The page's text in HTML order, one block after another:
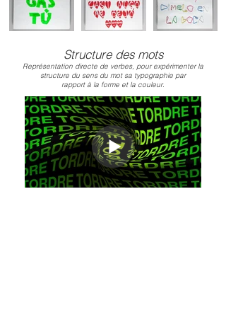
Structure des mots
Représentation directe de verbes, pour expérimenter la
structure du sens du mot sa typographie par
rapport à la forme et la couleur.